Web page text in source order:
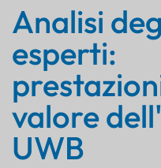
Analisi
esperti:
valore
UWB